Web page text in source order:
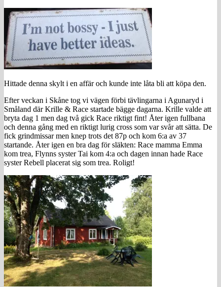
Hittade denna skylt i en affär och kunde inte låta bli att köpa den.
Efter veckan i Skåne tog vi vägen förbi tävlingarna i Agunaryd i
Småland där Krille & Race startade bägge dagarna. Krille valde att
bryta dag 1 men dag två gick Race riktigt fint! Åter igen fullbana
och denna gång med en riktigt lurig cross som var svår att sätta. De
fick grindmissar men knep trots det 87p och kom 6:a av 37
startande. Åter igen en bra dag för släkten: Race mamma Emma
kom trea, Flynns syster Tai kom 4:a och dagen innan hade Race
syster Rebell placerat sig som trea. Roligt!